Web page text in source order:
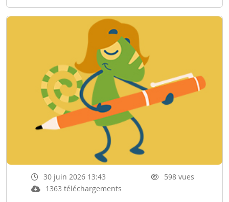
30 juin 2026 13:43
598 vues
1363 téléchargements